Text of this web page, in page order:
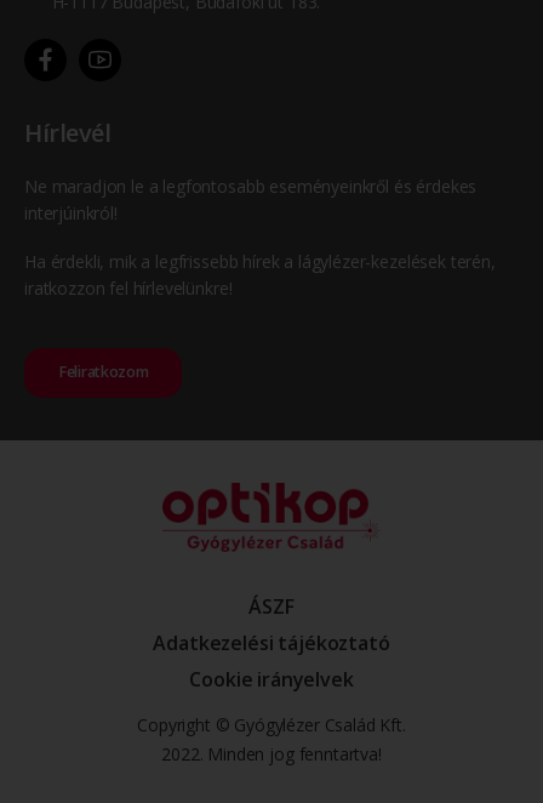
Hírlevél
Ne maradjon le a legfontosabb eseményeinkről és érdekes
interjúinkról!
Ha érdekli, mik a legfrissebb hírek a lágylézer-kezelések terén,
iratkozzon fel hírlevelünkre!
Feliratkozom
ÁSZF
Adatkezelési tájékoztató
Cookie irányelvek
Copyright © Gyógylézer Család Kft.
2022. Minden jog fenntartva!